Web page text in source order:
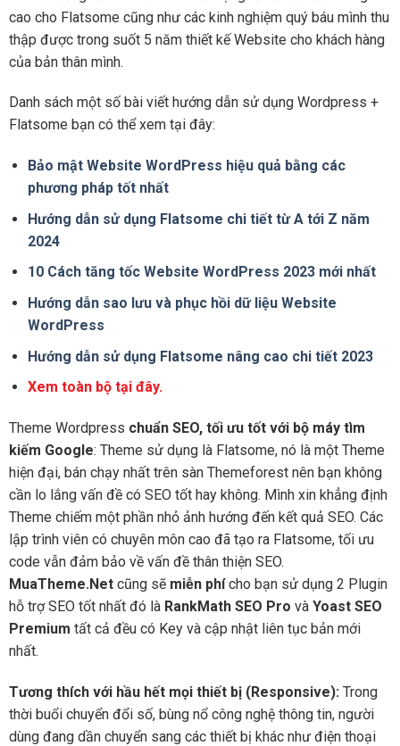
cao cho Flatsome cũng như các kinh nghiệm quý báu mình thu
thập được trong suốt 5 năm thiết kế Website cho khách hàng
của bản thân mình.
Danh sách một số bài viết hướng dẫn sử dụng Wordpress +
Flatsome bạn có thể xem tại đây:
Bảo mật Website WordPress hiệu quả bằng các
phương pháp tốt nhất
Hướng dẫn sử dụng Flatsome chi tiết từ A tới Z năm
2024
10 Cách tăng tốc Website WordPress 2023 mới nhất
Hướng dẫn sao lưu và phục hồi dữ liệu Website
WordPress
Hướng dẫn sử dụng Flatsome nâng cao chi tiết 2023
Xem toàn bộ tại đây.
Theme Wordpress chuẩn SEO, tối ưu tốt với bộ máy tìm
kiếm Google: Theme sử dụng là Flatsome, nó là một Theme
hiện đại, bán chạy nhất trên sàn Themeforest nên bạn không
cần lo lắng vấn đề có SEO tốt hay không. Mình xin khẳng định
Theme chiếm một phần nhỏ ảnh hướng đến kết quả SEO. Các
lập trình viên có chuyên môn cao đã tạo ra Flatsome, tối ưu
code vẫn đảm bảo về vấn đề thân thiện SEO.
MuaTheme.Net cũng sẽ miễn phícho bạn sử dụng 2 Plugin
hỗ trợ SEO tốt nhất đó là RankMath SEO Pro và Yoast SEO
Premium tất cả đều có Key và cập nhật liên tục bản mới
nhất.
Tương thích với hầu hết mọi thiết bị (Responsive): Trong
thời buổi chuyển đổi số, bùng nổ công nghệ thông tin, người
dùng đang dần chuyển sang các thiết bị khác như điện thoại